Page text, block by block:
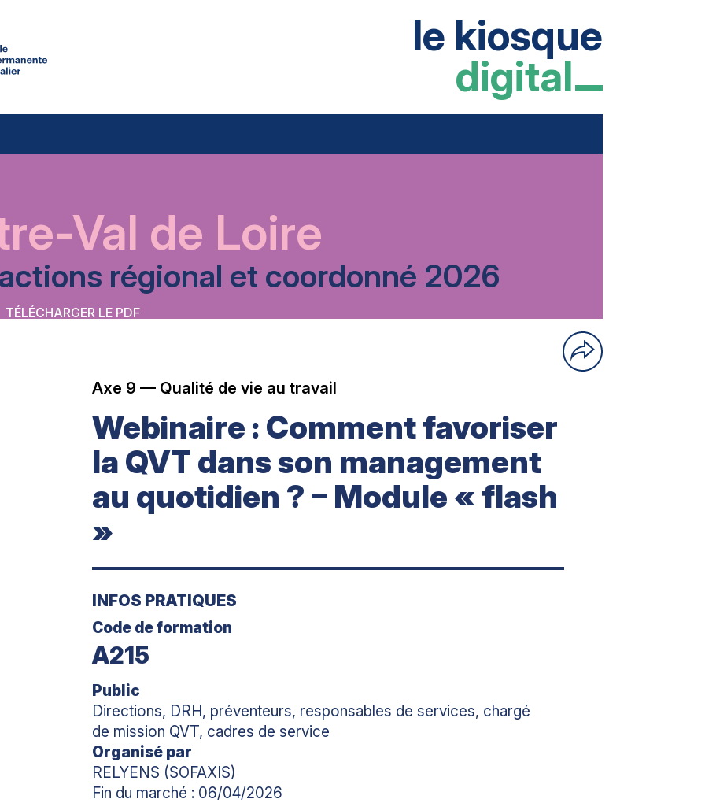
le kiosque
digital
Val de Loire
régional et coordonné 2026
TÉLÉCHARGER LE PDF
Axe 9 — Qualité de vie au travail
Webinaire : Comment favoriser
la QVT dans son management
au quotidien ? – Module « flash
»
INFOS PRATIQUES
Code de formation
A215
Public
Directions, DRH, préventeurs, responsables de services, chargé
de mission QVT, cadres de service
Organisé par
RELYENS (SOFAXIS)
Fin du marché : 06/04/2026